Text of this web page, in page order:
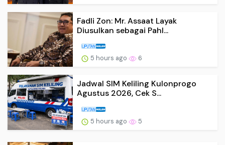
Fadli Zon: Mr. Assaat Layak
Diusulkan sebagai Pahl...
5 hours ago 6
Jadwal SIM Keliling Kulonprogo
Agustus 2026, Cek S...
5 hours ago 5